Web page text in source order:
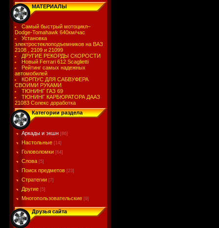
МАТЕРИАЛЫ
Самый быстрый мотоцикл–
Dodge-Tomahawk 640км/час
Установка
электростеклоподъемников на ВАЗ
2108 , 2109 и 21099
ДРУГИЕ РЕКОРДЫ СКОРОСТИ
Новый Ferrari 612 Scaglietti
Рейтинг самых надежных
автомобилей
КОРПУС ДЛЯ САБВУФЕРА
СВОИМИ РУКАМИ
ТЮНИНГ ГАЗ 69
ТЮНИНГ КАРБЮРАТОРА ДААЗ
21083 Солекс доработка
Категории раздела
Аркады и экшн [86]
Настольные [14]
Головоломки [64]
Слова [5]
Поиск предметов [23]
Стратегии [7]
Другие [5]
Многопользовательские [9]
Друзья сайта